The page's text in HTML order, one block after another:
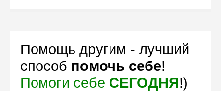
Помощь другим - лучший
способ помочь себе!
Помоги себе СЕГОДНЯ!)